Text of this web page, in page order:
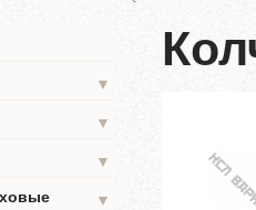
▼
▼
▼
▼